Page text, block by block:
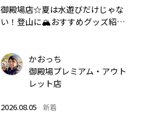
御殿場店☆夏は水遊びだけじゃな
い！登山に🏔おすすめグッズ紹介
かおっち
御殿場プレミアム・アウト
レット店
2026.08.05 新着